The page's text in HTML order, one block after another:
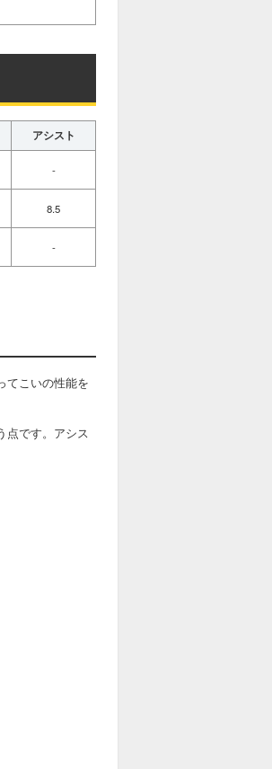
アシスト
-
8.5
-
てこいの性能を
点です。アシス